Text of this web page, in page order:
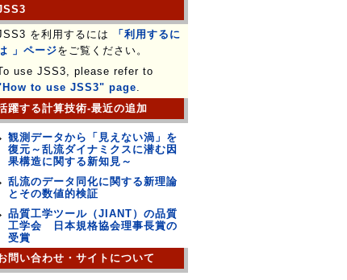
を利用するには
「利用するに
」ページをご覧ください。
use JSS3, please refer to
to use JSS3" page.
躍する計算技術-最近の追加
観測データから「見えない渦」を
復元～乱流ダイナミクスに潜む因
果構造に関する新知見～
乱流のデータ同化に関する新理論
とその数値的検証
品質工学ツール（JIANT）の品質
工学会 日本規格協会理事長賞の
受賞
問い合わせ・サイトについて